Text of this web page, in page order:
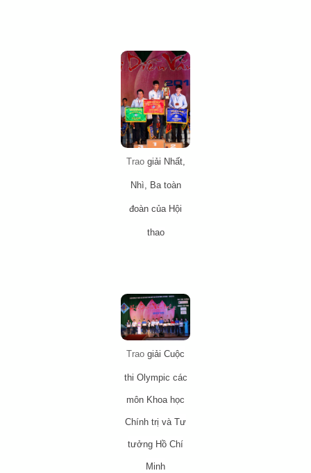
Trao giải Nhất,
Nhì, Ba toàn
đoàn của Hội
thao
Trao giải Cuộc
thi Olympic các
môn Khoa học
Chính trị và Tư
tưởng Hồ Chí
Minh